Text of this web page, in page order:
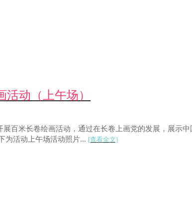
动（上午场）
百米长卷绘画活动，通过在长卷上画党的发展，展示
为活动上午场活动照片... [查看全文]